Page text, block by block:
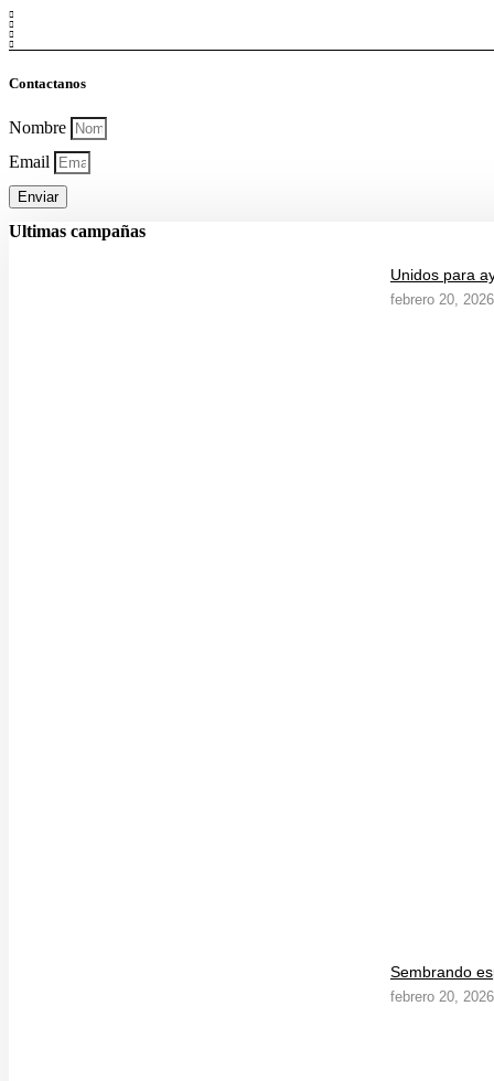
Contactanos
Nombre
Email
Enviar
Ultimas campañas
Unidos para
febrero 20, 2026
Sembrando
febrero 20, 2026